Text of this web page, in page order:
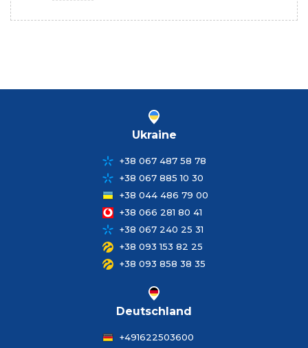
Ukraine
+38 067 487 58 78
+38 067 885 10 30
+38 044 486 79 00
+38 066 281 80 41
+38 067 240 25 31
+38 093 153 82 25
+38 093 858 38 35
Deutschland
+491622503600